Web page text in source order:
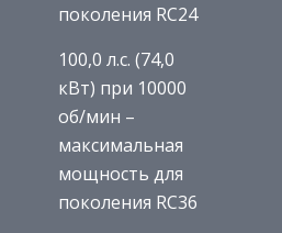
поколения RC24
100,0 л.с. (74,0
кВт) при 10000
об/мин –
максимальная
мощность для
поколения RC36